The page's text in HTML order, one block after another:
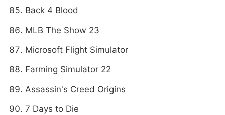
Back 4 Blood
MLB The Show 23
Microsoft Flight Simulator
Farming Simulator 22
Assassin's Creed Origins
7 Days to Die